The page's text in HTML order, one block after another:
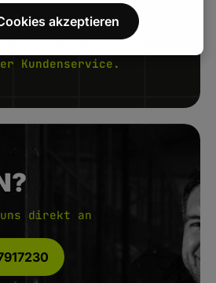
Artikelverfügbarkeit.
Kundenservice.
direkt an
akzeptieren